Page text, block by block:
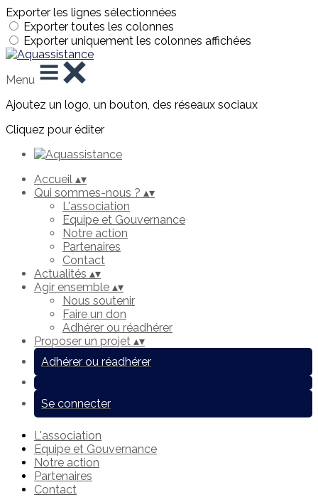
Exporter les lignes sélectionnées
Exporter toutes les colonnes
Exporter uniquement les colonnes affichées
Menu
Ajoutez un logo, un bouton, des réseaux sociaux
Cliquez pour éditer
Accueil ▴▾
Qui sommes-nous ? ▴▾
L'association
Equipe et Gouvernance
Notre action
Partenaires
Contact
Actualités ▴▾
Agir ensemble ▴▾
Nous soutenir
Faire un don
Adhérer ou réadhérer
Proposer un projet ▴▾
Adhérer ou réadhérer
Se connecter
L'association
Equipe et Gouvernance
Notre action
Partenaires
Contact